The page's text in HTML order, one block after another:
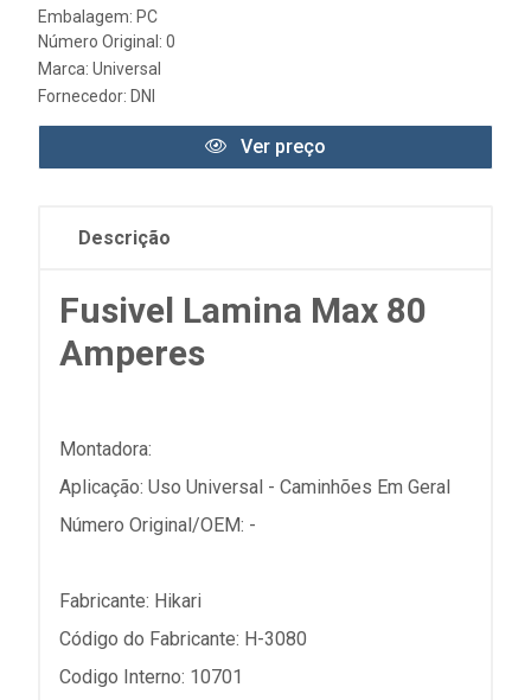
Embalagem: PC
Número Original: 0
Marca: Universal
Fornecedor: DNI
Ver preço
Descrição
Fusivel Lamina Max 80
Amperes
Montadora:
Aplicação: Uso Universal - Caminhões Em Geral
Número Original/OEM: -
Fabricante: Hikari
Código do Fabricante: H-3080
Codigo Interno: 10701